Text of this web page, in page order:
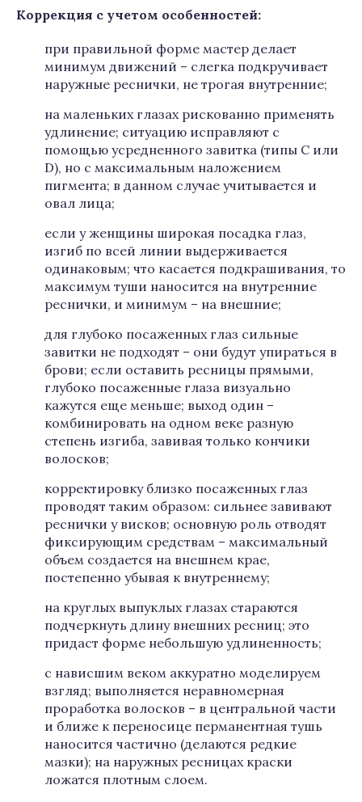
Коррекция с учетом особенностей:
при правильной форме мастер делает
минимум движений – слегка подкручивает
наружные реснички, не трогая внутренние;
на маленьких глазах рискованно применять
удлинение; ситуацию исправляют с
помощью усредненного завитка (типы C или
D), но с максимальным наложением
пигмента; в данном случае учитывается и
овал лица;
если у женщины широкая посадка глаз,
изгиб по всей линии выдерживается
одинаковым; что касается подкрашивания, то
максимум туши наносится на внутренние
реснички, и минимум – на внешние;
для глубоко посаженных глаз сильные
завитки не подходят – они будут упираться в
брови; если оставить ресницы прямыми,
глубоко посаженные глаза визуально
кажутся еще меньше; выход один –
комбинировать на одном веке разную
степень изгиба, завивая только кончики
волосков;
корректировку близко посаженных глаз
проводят таким образом: сильнее завивают
реснички у висков; основную роль отводят
фиксирующим средствам – максимальный
объем создается на внешнем крае,
постепенно убывая к внутреннему;
на круглых выпуклых глазах стараются
подчеркнуть длину внешних ресниц; это
придаст форме небольшую удлиненность;
с нависшим веком аккуратно моделируем
взгляд; выполняется неравномерная
проработка волосков – в центральной части
и ближе к переносице перманентная тушь
наносится частично (делаются редкие
мазки); на наружных ресницах краски
ложатся плотным слоем.